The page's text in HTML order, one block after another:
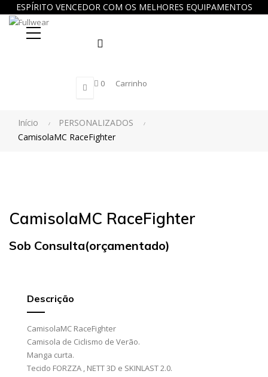
ESPÍRITO VENCEDOR COM OS MELHORES EQUIPAMENTOS
Procure
0 Carrinho
Início
PERSONALIZADOS
CamisolaMC RaceFighter
CamisolaMC RaceFighter
Sob Consulta(orçamentado)
Descrição
CamisolaMC RaceFighter
Camisola de Ciclismo de Verão.
Manga curta.
Tecido FORZZA , NETT 3D e SKINLAST 2.0.